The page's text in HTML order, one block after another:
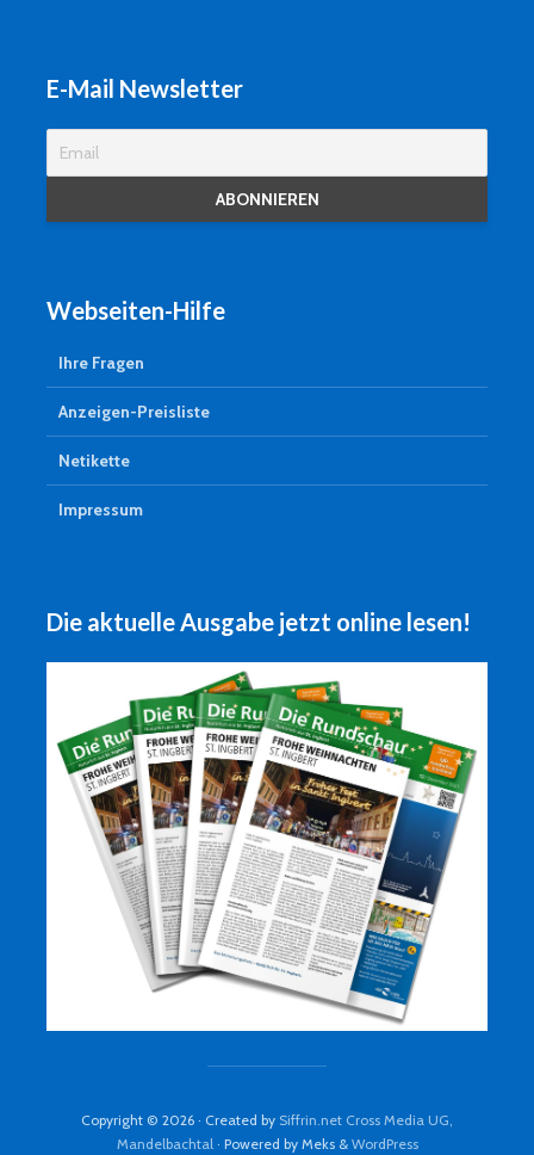
E-Mail Newsletter
Webseiten-Hilfe
Ihre Fragen
Anzeigen-Preisliste
Netikette
Impressum
Die aktuelle Ausgabe jetzt online lesen!
Copyright © 2026 · Created by Siffrin.net Cross Media UG,
Mandelbachtal· Powered by Meks & WordPress